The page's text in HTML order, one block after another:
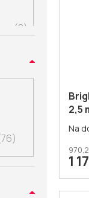
8
76
2,5
Na
1